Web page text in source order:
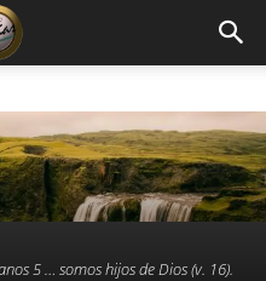
5 … somos hijos de Dios (v. 16).